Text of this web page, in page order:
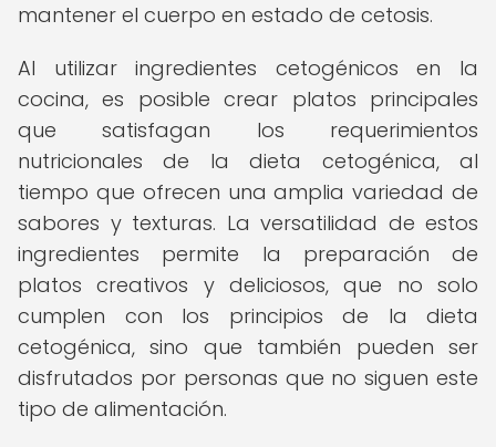
mantener el cuerpo en estado de cetosis.
Al utilizar ingredientes cetogénicos en la
cocina, es posible crear platos principales
que satisfagan los requerimientos
nutricionales de la dieta cetogénica, al
tiempo que ofrecen una amplia variedad de
sabores y texturas. La versatilidad de estos
ingredientes permite la preparación de
platos creativos y deliciosos, que no solo
cumplen con los principios de la dieta
cetogénica, sino que también pueden ser
disfrutados por personas que no siguen este
tipo de alimentación.